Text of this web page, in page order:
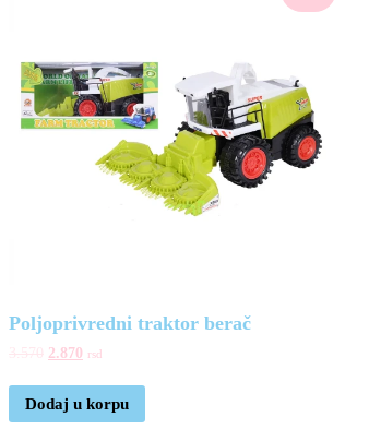
Poljoprivredni traktor berač
2.870 rsd
Dodaj u korpu